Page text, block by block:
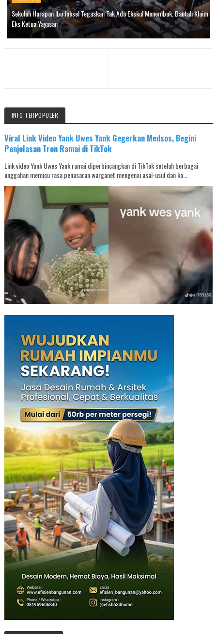
Sekolah Harapan Ibu Jaksel Tegaskan Tak Ada Ekskul Menembak, Bantah Klaim
Eks Ketua Yayasan
INFO TERPOPULER
Viral Link Video Yank Uwes Yank Gegerkan Medsos, Begini
Penjelasan Tren Ramai di TikTok
Link video Yank Uwes Yank ramai diperbincangkan di TikTok setelah berbagai
unggahan memicu rasa penasaran warganet mengenai asal-usul dan ko...